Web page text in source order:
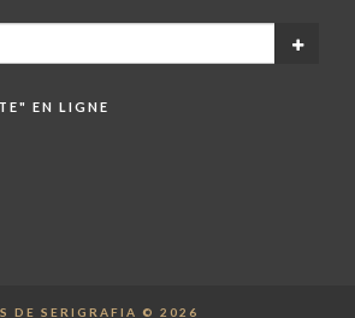
EN LIGNE
DE SERIGRAFIA © 2026